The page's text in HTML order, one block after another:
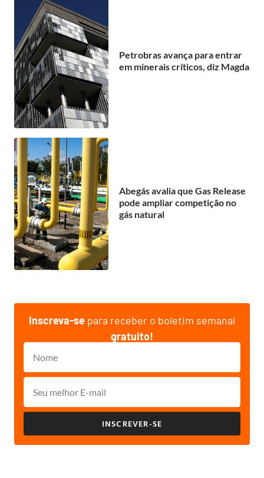
Petrobras avança para entrar
em minerais críticos, diz Magda
Abegás avalia que Gas Release
pode ampliar competição no
gás natural
Inscreva-se para receber o boletim semanal
gratuito!
INSCREVER-SE